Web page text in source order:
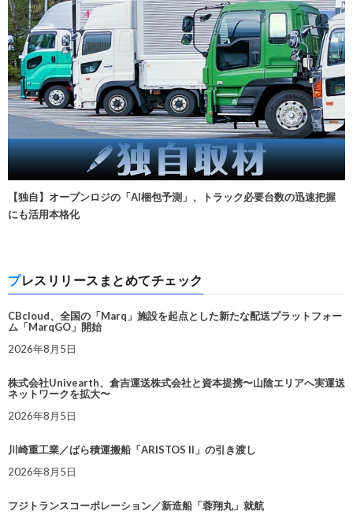
【独自】オープンロジの「AI梱包予測」、トラック必要台数の迅速把握
にも活用本格化
プレスリリースまとめてチェック
CBcloud、全国の「Marq」施設を起点とした新たな配送プラットフォー
ム「MarqGO」開始
2026年8月5日
株式会社Univearth、倉吉運送株式会社と資本提携〜山陰エリアへ実運送
ネットワークを拡大〜
2026年8月5日
川崎重工業／ばら積運搬船「ARISTOS II」の引き渡し
2026年8月5日
フジトランスコーポレーション／新造船「蓉翔丸」就航